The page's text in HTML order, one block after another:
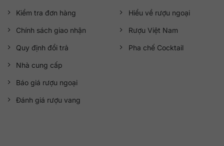
Kiểm tra đơn hàng
Chính sách giao nhận
Quy định đổi trả
Nhà cung cấp
Báo giá rượu ngoại
Đánh giá rượu vang
Hiểu về rượu ngoại
Rượu Việt Nam
Pha chế Cocktail